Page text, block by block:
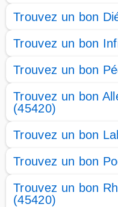
Trouvez un bon
Trouvez un bon
Trouvez un bon
Trouvez un bon
(45420)
Trouvez un bon
Trouvez un bon
Trouvez un bon
(45420)